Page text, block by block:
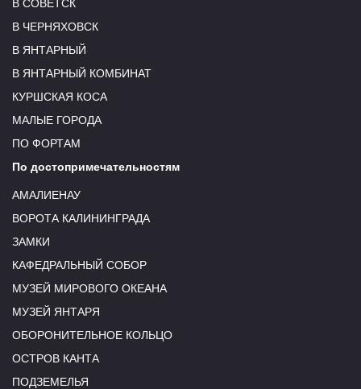
В СОВЕТСК
В ЧЕРНЯХОВСК
В ЯНТАРНЫЙ
В ЯНТАРНЫЙ КОМБИНАТ
КУРШСКАЯ КОСА
МАЛЫЕ ГОРОДА
ПО ФОРТАМ
По достопримечательностям
АМАЛИЕНАУ
ВОРОТА КАЛИНИНГРАДА
ЗАМКИ
КАФЕДРАЛЬНЫЙ СОБОР
МУЗЕЙ МИРОВОГО ОКЕАНА
МУЗЕЙ ЯНТАРЯ
ОБОРОНИТЕЛЬНОЕ КОЛЬЦО
ОСТРОВ КАНТА
ПОДЗЕМЕЛЬЯ